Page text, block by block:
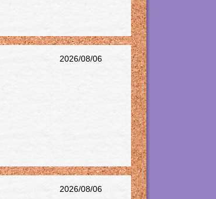
2026/08/06
2026/08/06